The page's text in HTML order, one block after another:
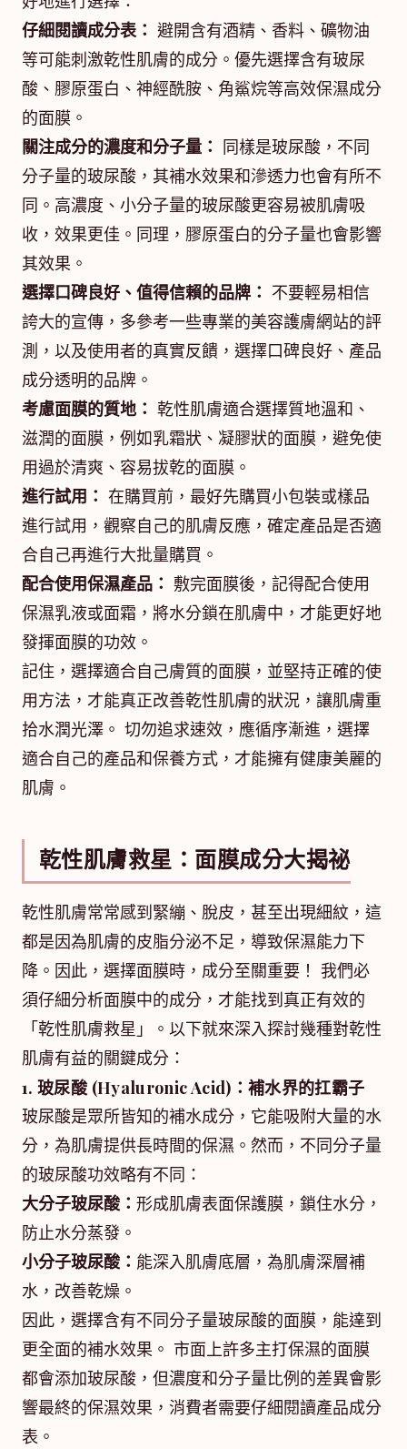
仔細閱讀成分表： 避開含有酒精、香料、礦物油
等可能刺激乾性肌膚的成分。優先選擇含有玻尿
酸、膠原蛋白、神經酰胺、角鯊烷等高效保濕成分
的面膜。
關注成分的濃度和分子量： 同樣是玻尿酸，不同
分子量的玻尿酸，其補水效果和滲透力也會有所不
同。高濃度、小分子量的玻尿酸更容易被肌膚吸
收，效果更佳。同理，膠原蛋白的分子量也會影響
其效果。
選擇口碑良好、值得信賴的品牌： 不要輕易相信
誇大的宣傳，多參考一些專業的美容護膚網站的評
測，以及使用者的真實反饋，選擇口碑良好、產品
成分透明的品牌。
考慮面膜的質地： 乾性肌膚適合選擇質地溫和、
滋潤的面膜，例如乳霜狀、凝膠狀的面膜，避免使
用過於清爽、容易拔乾的面膜。
進行試用： 在購買前，最好先購買小包裝或樣品
進行試用，觀察自己的肌膚反應，確定產品是否適
合自己再進行大批量購買。
配合使用保濕產品： 敷完面膜後，記得配合使用
保濕乳液或面霜，將水分鎖在肌膚中，才能更好地
發揮面膜的功效。
記住，選擇適合自己膚質的面膜，並堅持正確的使
用方法，才能真正改善乾性肌膚的狀況，讓肌膚重
拾水潤光澤。 切勿追求速效，應循序漸進，選擇
適合自己的產品和保養方式，才能擁有健康美麗的
肌膚。
乾性肌膚救星：面膜成分大揭祕
乾性肌膚常常感到緊繃、脫皮，甚至出現細紋，這
都是因為肌膚的皮脂分泌不足，導致保濕能力下
降。因此，選擇面膜時，成分至關重要！ 我們必
須仔細分析面膜中的成分，才能找到真正有效的
「乾性肌膚救星」。以下就來深入探討幾種對乾性
肌膚有益的關鍵成分：
1. 玻尿酸 (Hyaluronic Acid)：補水界的扛霸子
玻尿酸是眾所皆知的補水成分，它能吸附大量的水
分，為肌膚提供長時間的保濕。然而，不同分子量
的玻尿酸功效略有不同：
大分子玻尿酸： 形成肌膚表面保護膜，鎖住水分，
防止水分蒸發。
小分子玻尿酸： 能深入肌膚底層，為肌膚深層補
水，改善乾燥。
因此，選擇含有不同分子量玻尿酸的面膜，能達到
更全面的補水效果。 市面上許多主打保濕的面膜
都會添加玻尿酸，但濃度和分子量比例的差異會影
響最終的保濕效果，消費者需要仔細閱讀產品成分
表。